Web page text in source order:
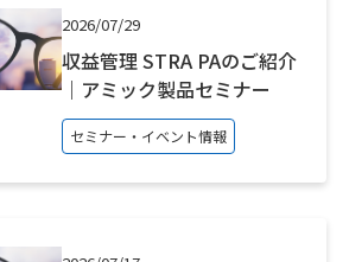
2026/07/29
収益管理 STRA PAのご紹介
｜アミック製品セミナー
セミナー・イベント情報